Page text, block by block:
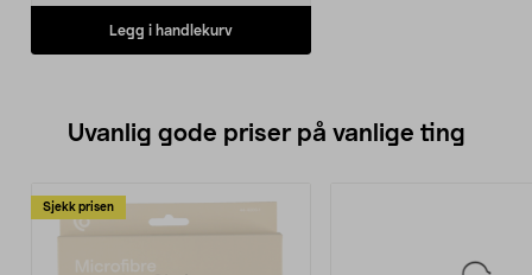
Legg i handlekurv
Uvanlig gode priser på vanlige ting
Sjekk prisen